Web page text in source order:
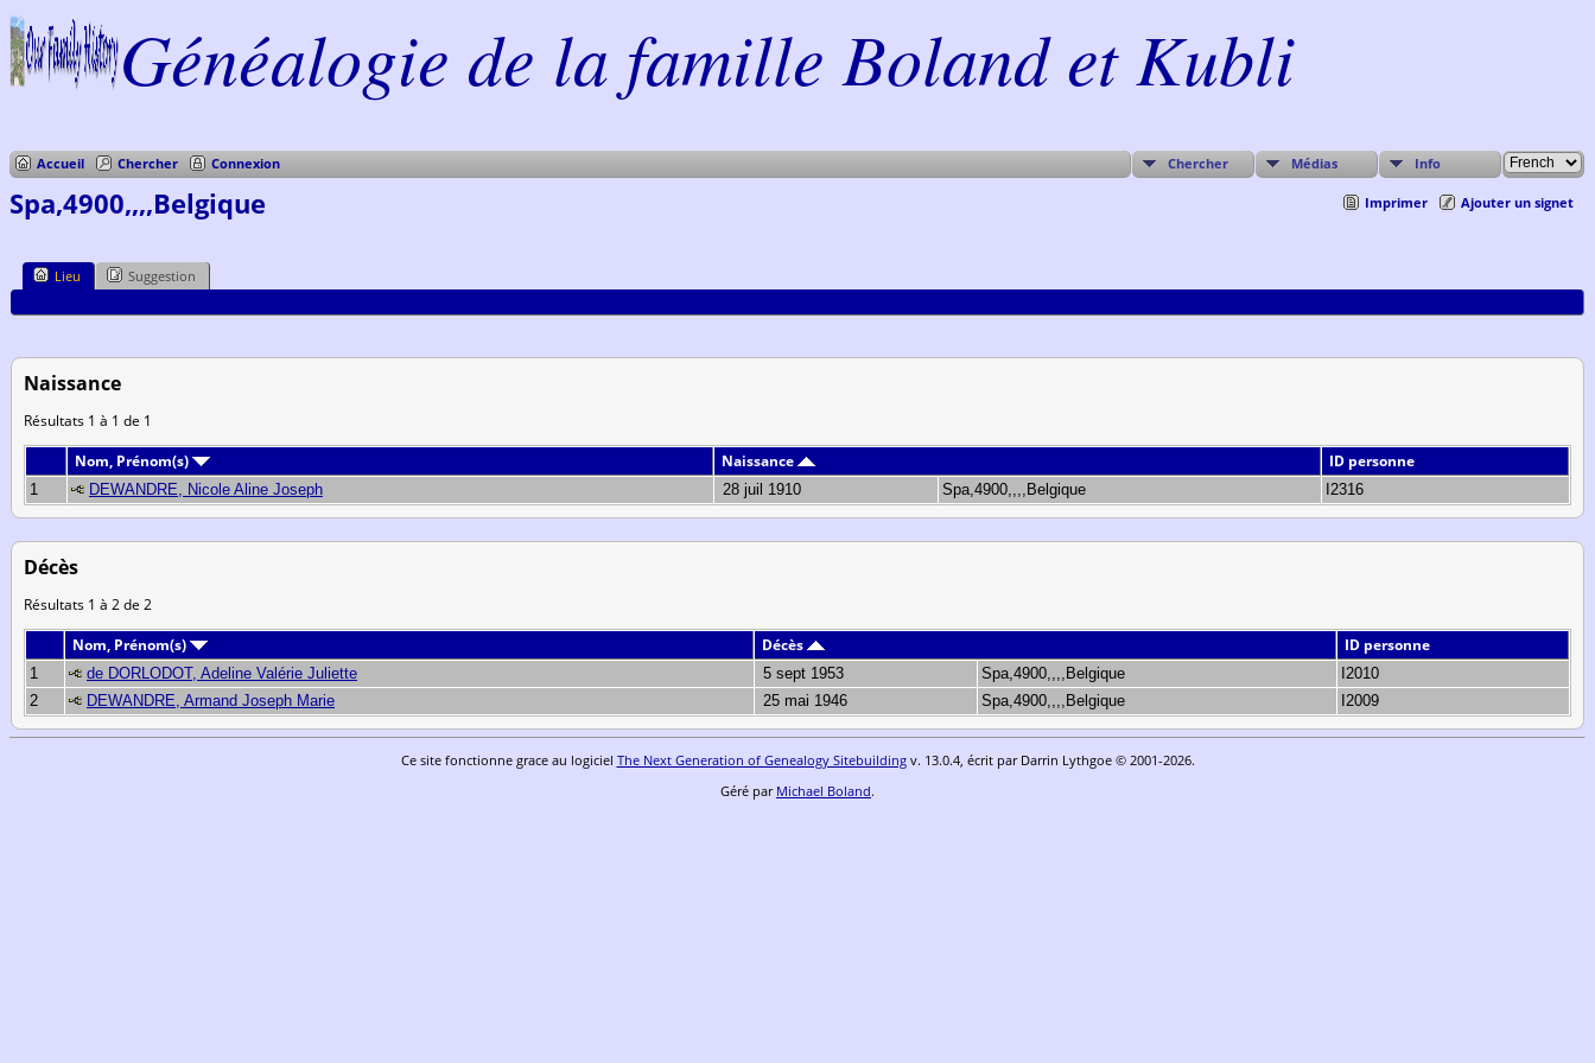
Généalogie de la famille Boland et Kubli
Accueil Chercher Connexion Chercher Médias Info
Imprimer Ajouter un signet
Spa,4900,,,,Belgique
Lieu Suggestion
Naissance
Résultats 1 à 1 de 1
Nom, Prénom(s)
Naissance ID personne
1 DEWANDRE, Nicole Aline Joseph 28 juil 1910 Spa,4900,,,,Belgique I2316
Décès
Résultats 1 à 2 de 2
Nom, Prénom(s)
Décès ID personne
1 de DORLODOT, Adeline Valérie Juliette 5 sept 1953 Spa,4900,,,,Belgique
I2010
2
DEWANDRE, Armand Joseph Marie 25 mai 1946 Spa,4900,,,,Belgique I2009
Ce site fonctionne grace au logiciel The Next Generation of Genealogy Sitebuildingv. 13.0.4, écrit par Darrin Lythgoe © 2001-2026.
Géré par Michael Boland.